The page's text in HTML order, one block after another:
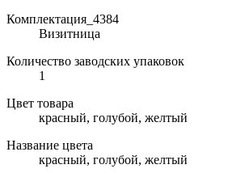
Комплектация_4384
Визитница
Количество заводских упаковок
1
Цвет товара
красный, голубой, желтый
Название цвета
красный, голубой, желтый